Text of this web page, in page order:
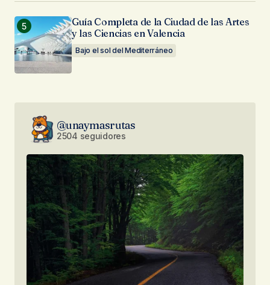
Guía Completa de la Ciudad de las Artes
y las Ciencias en Valencia
Bajo el sol del Mediterráneo
@unaymasrutas
2504 seguidores